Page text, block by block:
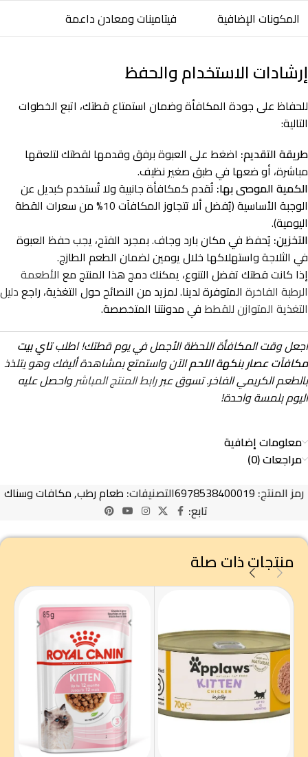
المكونات الإضافية فيتامينات ومعادن داعمة
إرشادات الاستخدام والحفظ
للحفاظ على جودة المكافأة وضمان استمتاع قطتك، اتبع الخطوات
التالية:
طريقة التقديم: اضغط على العبوة برفق وقدمها لقطتك لتلعقها
مباشرة، أو ضعها في طبق صغير نظيف.
الكمية الموصى بها: تُقدم كمكافأة جانبية ولا تُستخدم كبديل عن
الوجبة الأساسية (يُفضل ألا تتجاوز المكافآت 10% من سعرات القطة
اليومية).
التخزين: يُحفظ في مكان بارد وجاف. بمجرد الفتح، يجب حفظ العبوة
في الثلاجة واستهلاكها خلال يومين لضمان الطعم الطازج.
إذا كانت قطتك تفضل التنوع، يمكنك دمج هذا المنتج مع الأطعمة
الرطبة الفاخرة المتوفرة لدينا. لمزيد من النصائح حول التغذية، راجعدليل
التغذية المتوازن للقططفي مدونتنا المتخصصة.
اجعل وقت المكافأة اللحظة الأجمل في يوم قطتك! اطلبتاي بيت
مكافآت عصار بنكهة اللحمالآن واستمتع بمشاهدة أليفك وهو يتلذذ
بالطعم الكريمي الفاخر. تسوق عبررابط المنتج المباشرواحصل عليه
اليوم بلمسة واحدة!
معلومات إضافية
مراجعات (0)
رمز المنتج: 6978538400019التصنيفات: طعام رطب,مكافات وسناك
تابع:
منتجات ذات صلة